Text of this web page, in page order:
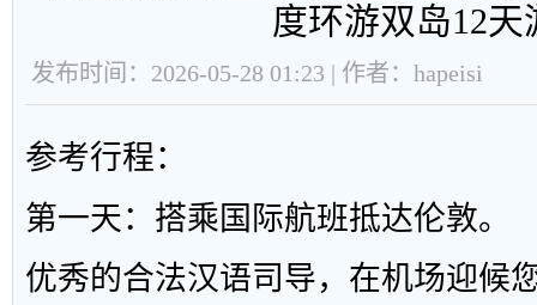
度环游双岛12天
发布时间：2026-05-28 01:23 | 作者：hapeisi
参考行程：
第一天：搭乘国际航班抵达伦敦。
优秀的合法汉语司导，在机场迎候